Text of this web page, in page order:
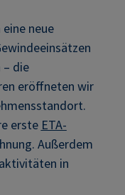
neue
– die
eröffneten wir
erste ETA-
Außerdem
in